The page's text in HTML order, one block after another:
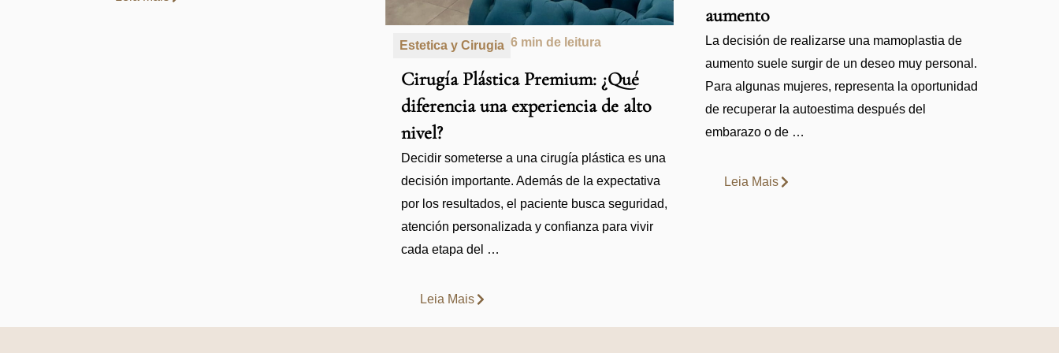
Estetica y Cirugia 6 min de leitura
Cirugía Plástica Premium: ¿Qué
diferencia una experiencia de alto
nivel?
Decidir someterse a una cirugía plástica es una
decisión importante. Además de la expectativa
por los resultados, el paciente busca seguridad,
atención personalizada y confianza para vivir
cada etapa del …
Leia Mais
aumento
La decisión de realizarse una mamoplastia de
aumento suele surgir de un deseo muy personal.
Para algunas mujeres, representa la oportunidad
de recuperar la autoestima después del
embarazo o de …
Leia Mais